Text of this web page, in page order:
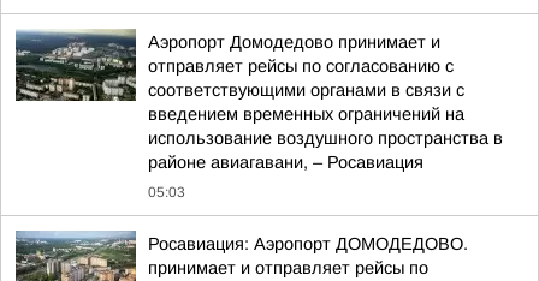
Аэропорт Домодедово принимает и
отправляет рейсы по согласованию с
соответствующими органами в связи с
введением временных ограничений на
использование воздушного пространства в
районе авиагавани, – Росавиация
05:03
Росавиация: Аэропорт ДОМОДЕДОВО.
принимает и отправляет рейсы по